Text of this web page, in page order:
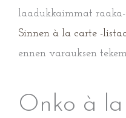
laadukkaimmat
Sinnen à la carte -
ennen varauksen
Onko à